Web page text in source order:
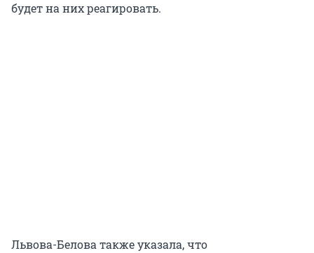
будет на них реагировать.
Львова-Белова также указала, что